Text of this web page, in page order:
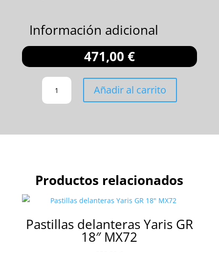
Información adicional
471,00 €
PASTILLAS
DELANTERAS
IMPREZA
Añadir al carrito
Productos relacionados
Pastillas delanteras Yaris GR
18″ MX72